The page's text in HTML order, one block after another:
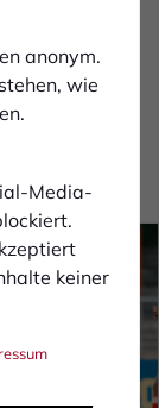
anonym.
wie
Media-
keiner